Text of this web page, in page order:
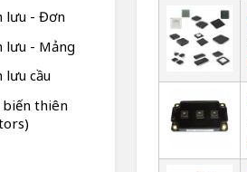
lưu - Đơn
lưu - Mảng
lưu cầu
thiên